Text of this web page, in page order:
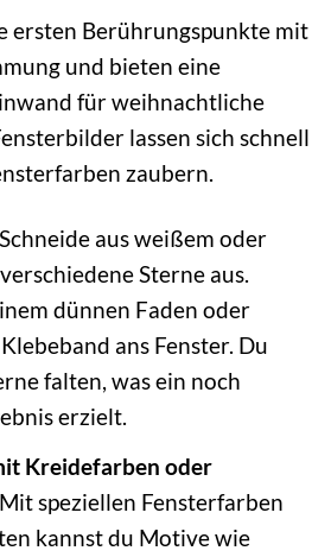
ersten Berührungspunkte mit
und bieten eine
für weihnachtliche
lassen sich schnell
zaubern.
Schneide aus weißem oder
Sterne aus.
dünnen Faden oder
ans Fenster. Du
falten, was ein noch
erzielt.
Kreidefarben oder
Mit speziellen Fensterfarben
kannst du Motive wie